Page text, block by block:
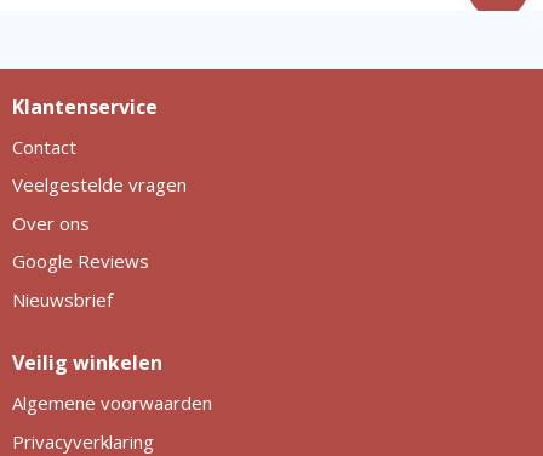
Klantenservice
Contact
Veelgestelde vragen
Over ons
Google Reviews
Nieuwsbrief
Veilig winkelen
Algemene voorwaarden
Privacyverklaring